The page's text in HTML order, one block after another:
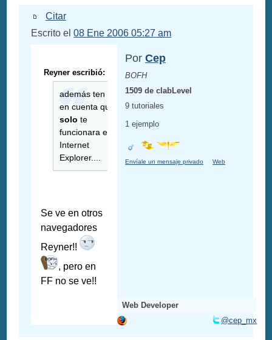
Citar
Escrito el08 Ene 2006 05:27 am
Reyner escribió:
además ten en
en cuenta que
solo te
funcionara en
Internet
Explorer....
Se ve en otros
navegadores
Reyner!!
, pero en
FF no se ve!!
Por Cep
BOFH
1509 de clabLevel
9 tutoriales
1 ejemplo
Envíale un mensaje privado Web
Web Developer
@cep_mx